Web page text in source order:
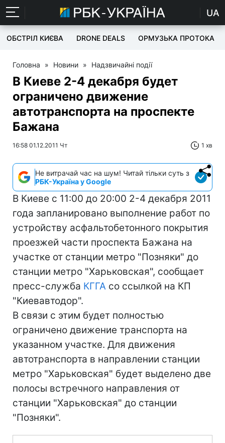
UA
ОБСТРІЛ КИЄВА DRONE DEALS ОРМУЗЬКА ПРОТОКА
Головна » Новини » Надзвичайні події
В Киеве 2-4 декабря будет
ограничено движение
автотранспорта на проспекте
Бажана
16:58 01.12.2011 Чт 1 хв
Не витрачай час на шум! Читай тільки суть з
РБК-Україна у Google
В Киеве с 11:00 до 20:00 2-4 декабря 2011
года запланировано выполнение работ по
устройству асфальтобетонного покрытия
проезжей части проспекта Бажана на
участке от станции метро "Позняки" до
станции метро "Харьковская", сообщает
пресс-служба КГГА со ссылкой на КП
"Киевавтодор".
В связи с этим будет полностью
ограничено движение транспорта на
указанном участке. Для движения
автотранспорта в направлении станции
метро "Харьковская" будет выделено две
полосы встречного направления от
станции "Харьковская" до станции
"Позняки".